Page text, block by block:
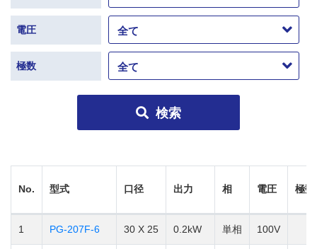
電圧
極数
検索
No. 型式 口径 出力 相 電圧 極数
1 PG-207F-6 30 X 25 0.2kW 単相 100V